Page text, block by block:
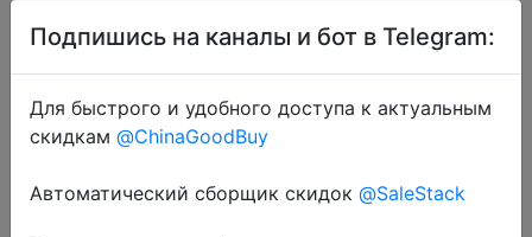
$1.79
Coins
Подпишись на каналы и бот в Telegram:
Для быстрого и удобного доступа к актуальным
скидкам @ChinaGoodBuy
Автоматический сборщик скидок @SaleStack